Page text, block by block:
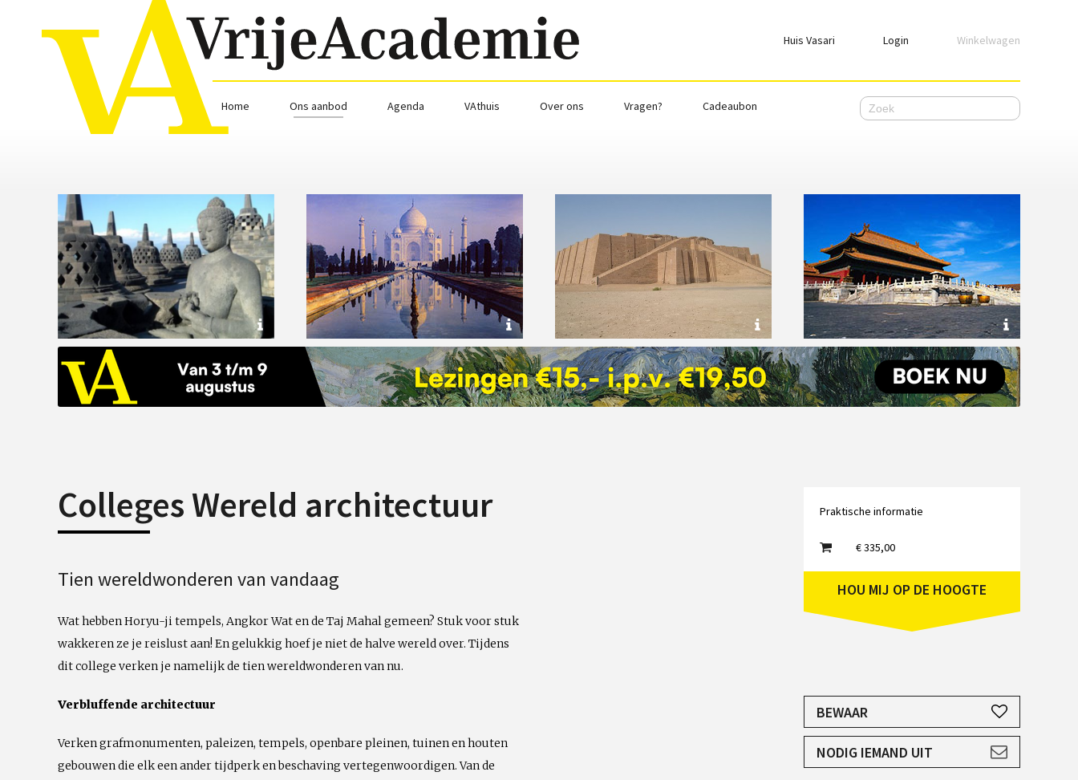
Huis Vasari Login
Login
Emailadres
WACHTWOORD VERGETEN
Nog geen account, meld jehieraan.
Winkelwagen
Home Ons aanbod Agenda VAthuis Over ons Vragen? Cadeaubon
Colleges Wereld architectuur
Tien wereldwonderen van vandaag
Wat hebben Horyu-ji tempels, Angkor Wat en de Taj Mahal gemeen? Stuk voor stuk
wakkeren ze je reislust aan! En gelukkig hoef je niet de halve wereld over. Tijdens
dit college verken je namelijk de tien wereldwonderen van nu.
Verbluffende architectuur
Verken grafmonumenten, paleizen, tempels, openbare pleinen, tuinen en houten
gebouwen die elk een ander tijdperk en beschaving vertegenwoordigen. Van de
Praktische informatie
€ 335,00
HOU MIJ OP DE HOOGTE
JE HEBT EEN ACCOUNT NODIG
AANMELDEN
BEWAAR
NODIG IEMAND UIT